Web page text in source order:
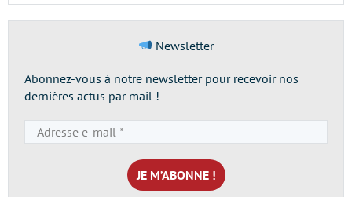
Newsletter
Abonnez-vous à notre newsletter pour recevoir nos
dernières actus par mail !
e-
mail
*